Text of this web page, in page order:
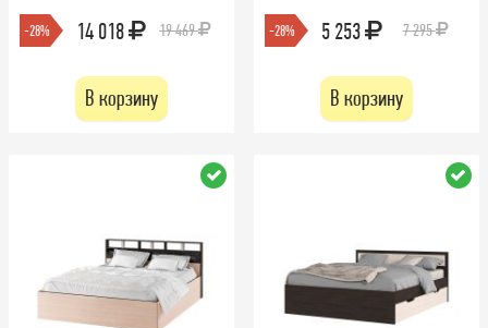
-28% 14 018 19 469
В корзину
-28% 5 253 7 295
В корзину